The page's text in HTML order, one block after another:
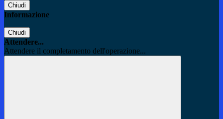
Chiudi
Informazione
Chiudi
Attendere...
Attendere il completamento dell'operazione...